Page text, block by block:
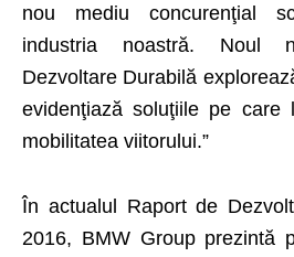
nou mediu concurenţial
industria noastră. Noul
Dezvoltare Durabilă
evidenţiază soluţiile pe care
mobilitatea viitorului.”
În actualul Raport de
2016, BMW Group prezintă